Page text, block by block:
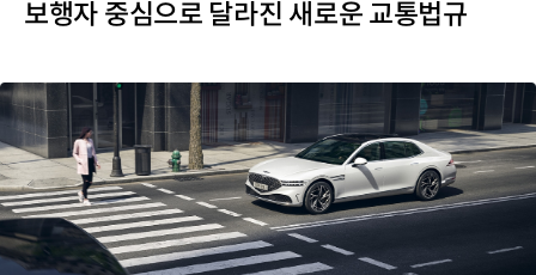
보행자 중심으로 달라진 새로운 교통법규